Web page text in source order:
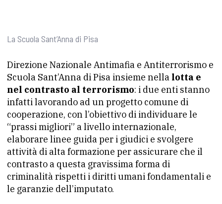
La Scuola Sant’Anna di Pisa
Direzione Nazionale Antimafia e Antiterrorismo e
Scuola Sant’Anna di Pisa insieme nella lotta e
nel contrasto al terrorismo: i due enti stanno
infatti lavorando ad un progetto comune di
cooperazione, con l’obiettivo di individuare le
“prassi migliori” a livello internazionale,
elaborare linee guida per i giudici e svolgere
attività di alta formazione per assicurare che il
contrasto a questa gravissima forma di
criminalità rispetti i diritti umani fondamentali e
le garanzie dell’imputato.